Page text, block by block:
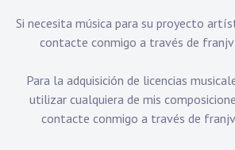
Si necesita música para su proyecto
contacte conmigo a través de
Para la adquisición de licencias
utilizar cualquiera de mis
contacte conmigo a través de